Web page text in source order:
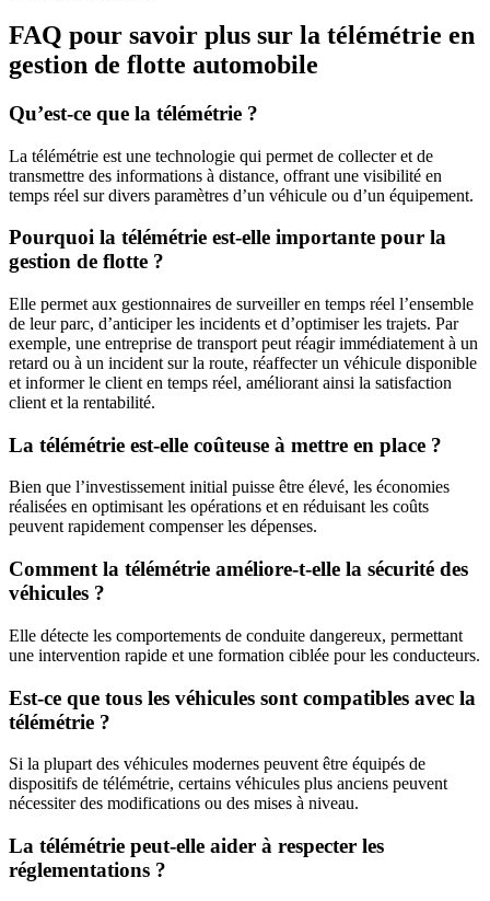
FAQ pour savoir plus sur la télémétrie en
gestion de flotte automobile
Qu’est-ce que la télémétrie ?
La télémétrie est une technologie qui permet de collecter et de
transmettre des informations à distance, offrant une visibilité en
temps réel sur divers paramètres d’un véhicule ou d’un équipement.
Pourquoi la télémétrie est-elle importante pour la
gestion de flotte ?
Elle permet aux gestionnaires de surveiller en temps réel l’ensemble
de leur parc, d’anticiper les incidents et d’optimiser les trajets. Par
exemple, une entreprise de transport peut réagir immédiatement à un
retard ou à un incident sur la route, réaffecter un véhicule disponible
et informer le client en temps réel, améliorant ainsi la satisfaction
client et la rentabilité.
La télémétrie est-elle coûteuse à mettre en place ?
Bien que l’investissement initial puisse être élevé, les économies
réalisées en optimisant les opérations et en réduisant les coûts
peuvent rapidement compenser les dépenses.
Comment la télémétrie améliore-t-elle la sécurité des
véhicules ?
Elle détecte les comportements de conduite dangereux, permettant
une intervention rapide et une formation ciblée pour les conducteurs.
Est-ce que tous les véhicules sont compatibles avec la
télémétrie ?
Si la plupart des véhicules modernes peuvent être équipés de
dispositifs de télémétrie, certains véhicules plus anciens peuvent
nécessiter des modifications ou des mises à niveau.
La télémétrie peut-elle aider à respecter les
réglementations ?